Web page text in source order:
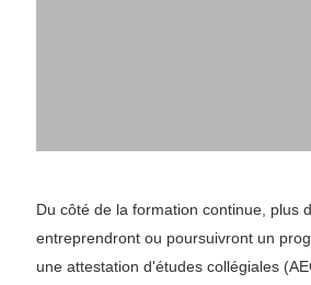
Du côté de la formation continue, plus
entreprendront ou poursuivront un
une attestation d'études collégiales